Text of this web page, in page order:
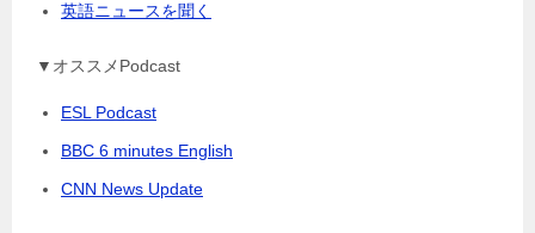
英語ニュースを聞く
▼オススメPodcast
ESL Podcast
BBC 6 minutes English
CNN News Update